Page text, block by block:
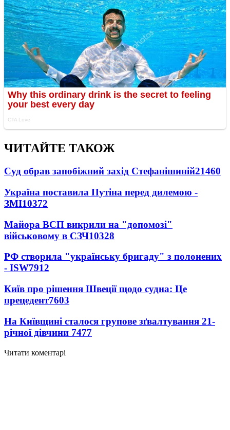
ЧИТАЙТЕ ТАКОЖ
Суд обрав запобіжний захід Стефанішиній21460
Україна поставила Путіна перед дилемою -
ЗМІ10372
Майора ВСП викрили на "допомозі"
військовому в СЗЧ10328
РФ створила "українську бригаду" з полонених
- ISW7912
Київ про рішення Швеції щодо судна: Це
прецедент7603
На Київщині сталося групове зґвалтування 21-
річної дівчини 7477
Читати коментарі